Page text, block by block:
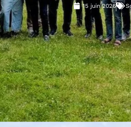
15 juin 2026